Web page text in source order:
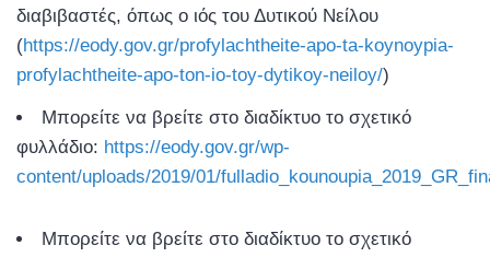
διαβιβαστές, όπως ο ιός του Δυτικού Νείλου
(https://eody.gov.gr/profylachtheite-apo-ta-koynoypia-
profylachtheite-apo-ton-io-toy-dytikoy-neiloy/)
Μπορείτε να βρείτε στο διαδίκτυο το σχετικό
φυλλάδιο: https://eody.gov.gr/wp-
content/uploads/2019/01/
Μπορείτε να βρείτε στο διαδίκτυο το σχετικό